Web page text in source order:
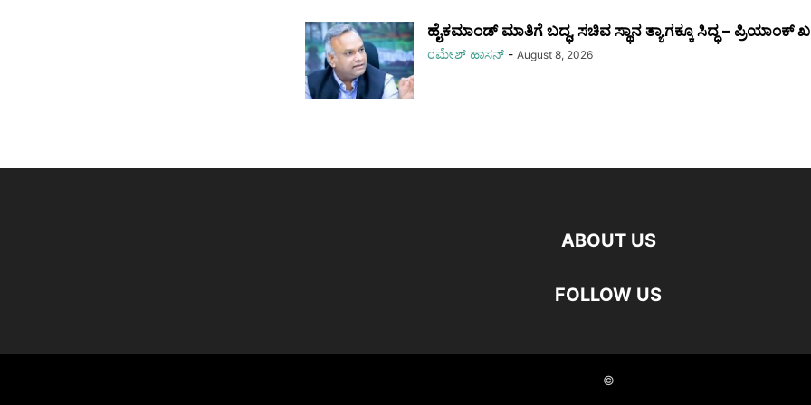
ಹೈಕಮಾಂಡ್ ಮಾತಿಗೆ ಬದ್ಧ, ಸಚಿವ ಸ್ಥಾನ ತ್ಯಾಗಕ್ಕೂ ಸಿದ್ಧ – ಪ್ರಿಯಾಂಕ್‌
ರಮೇಶ್‌ ಹಾಸನ್‌ - August 8, 2026
ABOUT US
FOLLOW US
©